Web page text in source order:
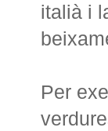
italià i
Per